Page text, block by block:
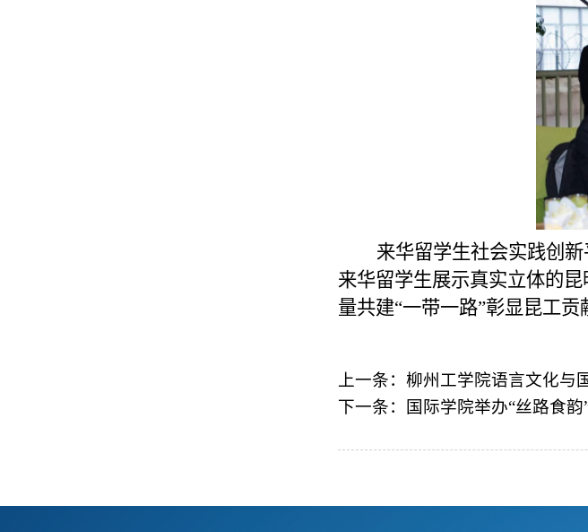
来华留学生社会实践创
来华留学生展示真实立体的
量共建“一带一路”彰显昆工贡
上一条： 柳州工学院语言文化与
下一条：
国际学院举办“丝路食